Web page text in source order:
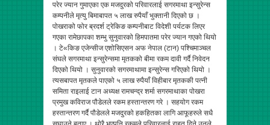
परेर ज्यान गुमाएका एक मजदुरको परिवारलाई सगरमाथा इन्सुरेन्स
कम्पनीले मृत्यु बिमाबापत ५ लाख रुपैयाँ भुक्तानी दिएको छ ।
पोखराको फोर ब्रदर्श ट्रेकिङ कम्पनीबाट विदेशी पर्यटक लिएर
गएका रामेछापका शम्भु सुनुवारको हिमपातमा परेर ज्यान गएको थियो
। टे«किङ एजेन्सीज एशोसिएसन अफ नेपाल (टान) पश्चिमाञ्चल
संघले सगरमाथा इन्सुरेन्समा मृतकको बीमा रकम दावी गर्दै निवेदन
दिएको थियो । सुनुवारको सगरमाथामा इन्सुरेन्स गरिएको थियो ।
त्यसबापत मृतकले पाएको ५ लाख रुपैयाँ विहीबार मृतककी पत्नी
समिता राइलाई टान अध्यक्ष रामचन्द्र शर्मा सगरमाथाका पोखरा
प्रमुख कविराज पौडेलले रकम हस्तान्तरण गरे । सहयोग रकम
हस्तान्तरण गर्दै पौडेलले मजदुरको हकहितका लागि आफूहरुले सधै